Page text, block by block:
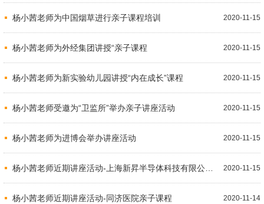
杨小茜老师为中国烟草进行亲子课程培训 2020-11-15
杨小茜老师为外经集团讲授“亲子课程 2020-11-15
杨小茜老师为新实验幼儿园讲授“内在成长”课程 2020-11-15
杨小茜老师受邀为“卫监所”举办亲子讲座活动 2020-11-15
杨小茜老师为进博会举办讲座活动 2020-11-15
杨小茜老师近期讲座活动-上海新昇半导体科技有限公司亲子培训课程 2020-11-15
杨小茜老师近期讲座活动-同济医院亲子课程 2020-11-14